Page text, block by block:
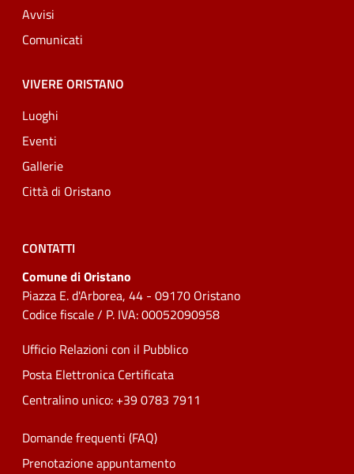
Avvisi
Comunicati
VIVERE ORISTANO
Luoghi
Eventi
Gallerie
Città di Oristano
CONTATTI
Comune di Oristano
Piazza E. d'Arborea, 44 - 09170 Oristano
Codice fiscale / P. IVA: 00052090958
Ufficio Relazioni con il Pubblico
Posta Elettronica Certificata
Centralino unico: +39 0783 7911
Domande frequenti (FAQ)
Prenotazione appuntamento